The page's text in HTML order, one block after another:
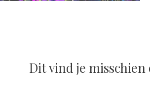
Dit vind je misschien